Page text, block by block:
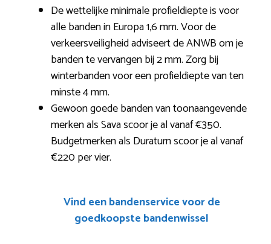
De wettelijke minimale profieldiepte is voor
alle banden in Europa 1,6 mm. Voor de
verkeersveiligheid adviseert de ANWB om je
banden te vervangen bij 2 mm. Zorg bij
winterbanden voor een profieldiepte van ten
minste 4 mm.
Gewoon goede banden van toonaangevende
merken als Sava scoor je al vanaf €350.
Budgetmerken als Duraturn scoor je al vanaf
€220 per vier.
Vind een bandenservice voor de
goedkoopste bandenwissel